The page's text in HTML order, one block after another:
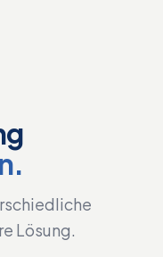
Lösung.